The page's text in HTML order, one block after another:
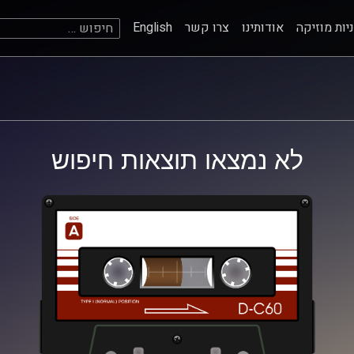
מוזיקה אודותינו צרו קשר English חיפוש:
לא נמצאו תוצאות חיפוש